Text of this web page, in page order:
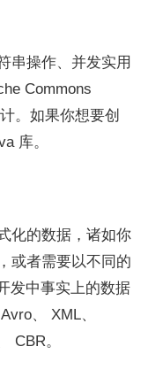
串操作、并发实用
Commons
。如果你想要创
库。
化的数据，诸如你
或者需要以不同的
发中事实上的数据
、 XML、
CBR。